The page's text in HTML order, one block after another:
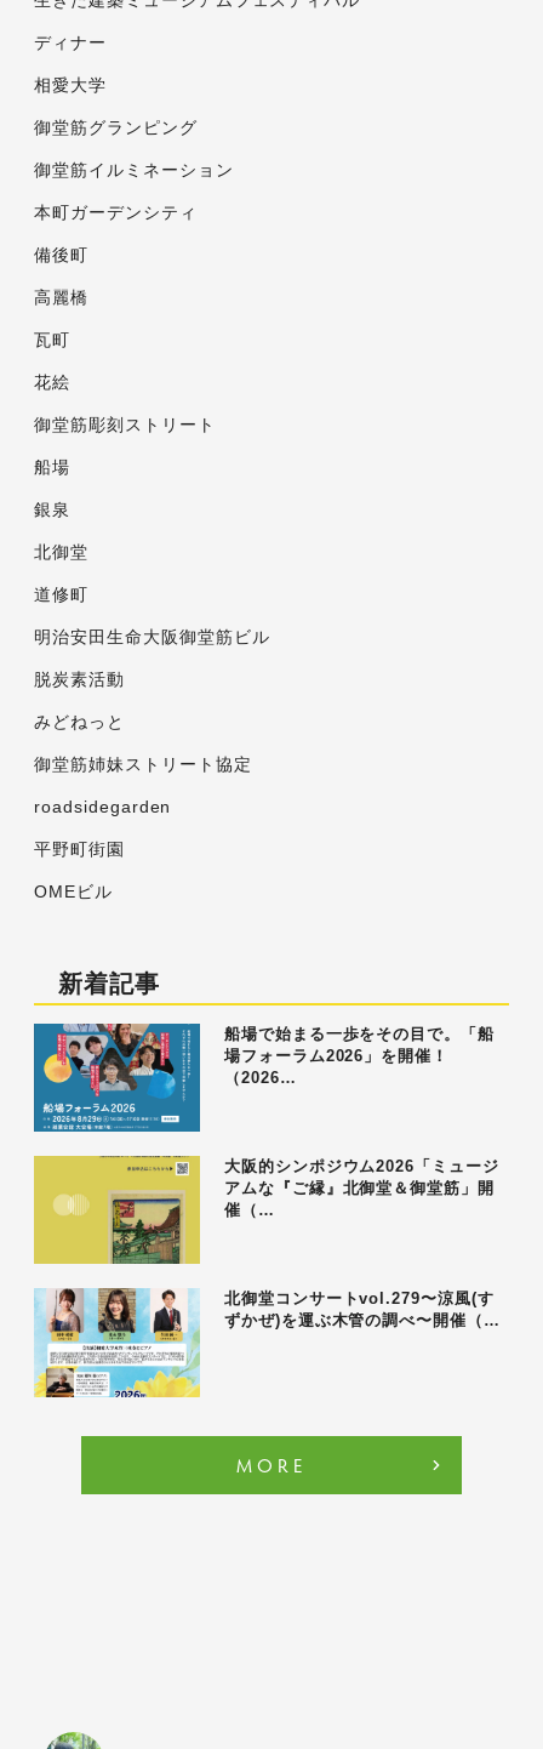
ディナー
相愛大学
御堂筋グランピング
御堂筋イルミネーション
本町ガーデンシティ
備後町
高麗橋
瓦町
花絵
御堂筋彫刻ストリート
船場
銀泉
北御堂
道修町
明治安田生命大阪御堂筋ビル
脱炭素活動
みどねっと
御堂筋姉妹ストリート協定
roadsidegarden
平野町街園
OMEビル
新着記事
船場で始まる一歩をその目で。「船
場フォーラム2026」を開催！
（2026…
大阪的シンポジウム2026「ミュージ
アムな『ご縁』北御堂＆御堂筋」開
催（…
北御堂コンサートvol.279〜涼風(す
ずかぜ)を運ぶ木管の調べ〜開催（…
MORE